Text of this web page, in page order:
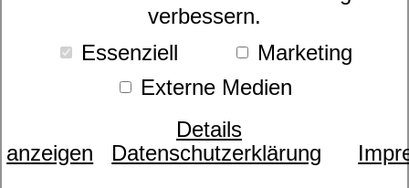
verbessern.
Essenziell
Marketing
Externe Medien
Details
anzeigen
Datenschutzerklärung
dormabell Leinen Edition WB 1